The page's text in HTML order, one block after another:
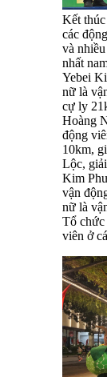
Kết
các
và
nhất
Yebei
nữ là
cự ly
Hoàng
động
10km,
Lộc,
Kim
vận
nữ là
Tổ chức
viên ở